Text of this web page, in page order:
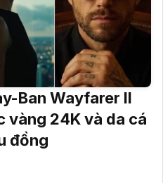
Ban Wayfarer II
vàng 24K và da cá
đồng